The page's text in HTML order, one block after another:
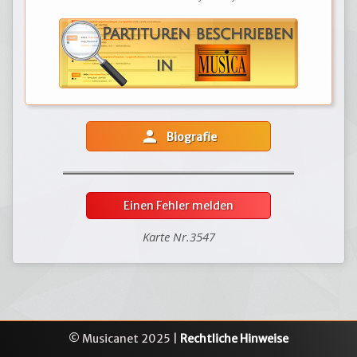
person Biografie
Einen Fehler melden
Karte Nr.3547
© Musicanet 2025 | Rechtliche Hinweise